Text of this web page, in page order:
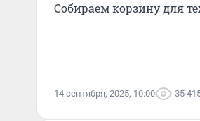
Собираем корзину для
14 сентября, 2025, 10:00 35